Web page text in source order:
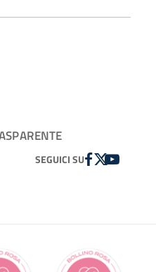
SEGUICI SUFACEBOOK
TWITTER
YOUTUBE